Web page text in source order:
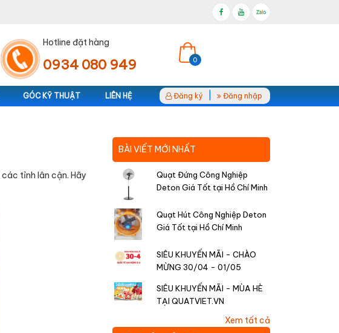
Hotline đặt hàng
0934 080 949 0
GÓC KỸ THUẬT LIÊN HỆ Đăng ký Đăng nhập
các tỉnh lân cận. Hãy
BÀI VIẾT MỚI NHẤT
Quạt Đứng Công Nghiệp
Deton Giá Tốt tại Hồ Chí Minh
Quạt Hút Công Nghiệp Deton
Giá Tốt tại Hồ Chí Minh
SIÊU KHUYẾN MÃI - CHÀO
MỪNG 30/04 - 01/05
SIÊU KHUYẾN MÃI - MÙA HÈ
TẠI QUATVIET.VN
Xem tất cả